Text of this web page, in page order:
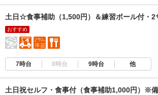
土日☆食事補助（1,500円）＆練習ボール付・2
おすすめ
7時台 8時台 9時台 他
土日祝セルフ・食事付（食事補助1,000円）※